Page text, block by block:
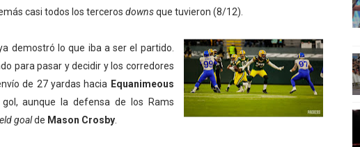
casi todos los terceros downsque tuvieron (8/12).
demostró lo que iba a ser el partido.
para pasar y decidir y los corredores
de 27 yardas hacia Equanimeous
aunque la defensa de los Rams
goalde Mason Crosby.